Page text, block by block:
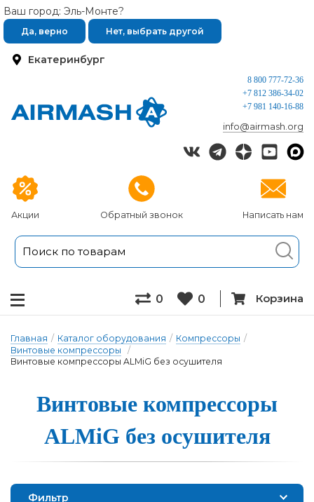
Екатеринбург
Ваш город: Эль-Монте?
Да, верно Нет, выбрать другой
Акции Обратный звонок Написать нам
8 800 777-72-36
+7 812 386-34-02
+7 981 140-16-88
info@airmash.org
0 0 Корзина
Главная / Каталог оборудования / Компрессоры /
Винтовые компрессоры
/
Винтовые компрессоры ALMiG без осушителя
Винтовые ком­прес­со­ры
ALMiG без о­су­ши­те­ля
Фильтр